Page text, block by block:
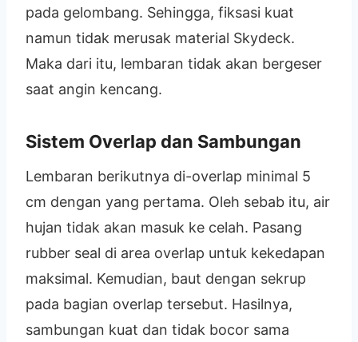
pada gelombang. Sehingga, fiksasi kuat
namun tidak merusak material Skydeck.
Maka dari itu, lembaran tidak akan bergeser
saat angin kencang.
Sistem Overlap dan Sambungan
Lembaran berikutnya di-overlap minimal 5
cm dengan yang pertama. Oleh sebab itu, air
hujan tidak akan masuk ke celah. Pasang
rubber seal di area overlap untuk kekedapan
maksimal. Kemudian, baut dengan sekrup
pada bagian overlap tersebut. Hasilnya,
sambungan kuat dan tidak bocor sama